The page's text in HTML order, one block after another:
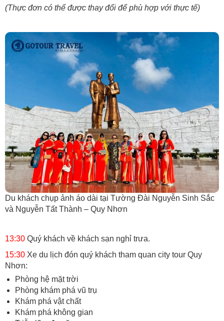
(Thực đơn có thể được thay đổi để phù hợp với thực tế)
Du khách chụp ảnh áo dài tại Tường Đài Nguyễn Sinh Sắc
và Nguyễn Tất Thành – Quy Nhơn
13:30 Quý khách về khách sạn nghỉ trưa.
15:30 Xe du lịch đón quý khách tham quan city tour Quy
Nhơn:
Phòng hệ mặt trời
Phòng khám phá vũ trụ
Khám phá vật chất
Khám phá không gian